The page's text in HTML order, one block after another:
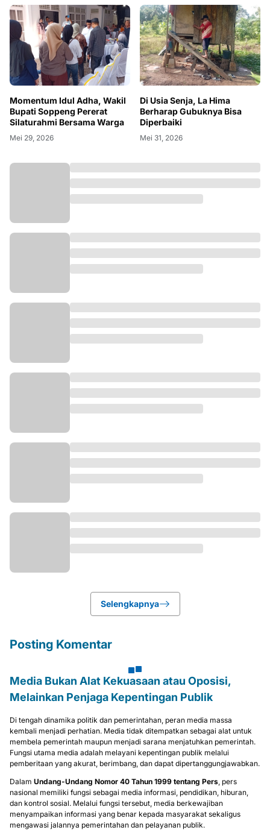
Momentum Idul Adha, Wakil
Bupati Soppeng Pererat
Silaturahmi Bersama Warga
Mei 29, 2026
Di Usia Senja, La Hima
Berharap Gubuknya Bisa
Diperbaiki
Mei 31, 2026
Selengkapnya
Posting Komentar
Media Bukan Alat Kekuasaan atau Oposisi,
Melainkan Penjaga Kepentingan Publik
Di tengah dinamika politik dan pemerintahan, peran media massa
kembali menjadi perhatian. Media tidak ditempatkan sebagai alat untuk
membela pemerintah maupun menjadi sarana menjatuhkan pemerintah.
Fungsi utama media adalah melayani kepentingan publik melalui
pemberitaan yang akurat, berimbang, dan dapat dipertanggungjawabkan.
Dalam Undang-Undang Nomor 40 Tahun 1999 tentang Pers , pers
nasional memiliki fungsi sebagai media informasi, pendidikan, hiburan,
dan kontrol sosial. Melalui fungsi tersebut, media berkewajiban
menyampaikan informasi yang benar kepada masyarakat sekaligus
mengawasi jalannya pemerintahan dan pelayanan publik.